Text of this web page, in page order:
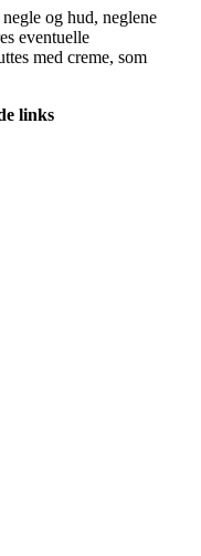
og hud, neglene
eventuelle
med creme, som
links